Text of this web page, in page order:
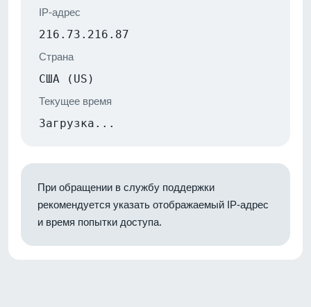
IP-адрес
216.73.216.87
Страна
США (US)
Текущее время
Загрузка...
При обращении в службу поддержки
рекомендуется указать отображаемый IP-адрес
и время попытки доступа.